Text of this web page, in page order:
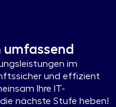
im
und effizient
Ihre IT-
nächste Stufe heben!